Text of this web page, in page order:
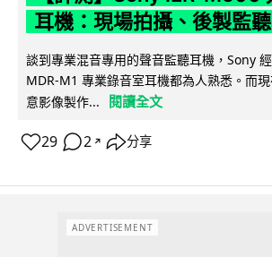
耳機：現場拍攝、後製監
談到專業混音專用的聲音監聽耳機，Sony
MDR-M1 專業錄音室耳機都為人熟悉。而
意影像製作...
閱讀全文
29 2 ↗ 分享
ADVERTISEMENT